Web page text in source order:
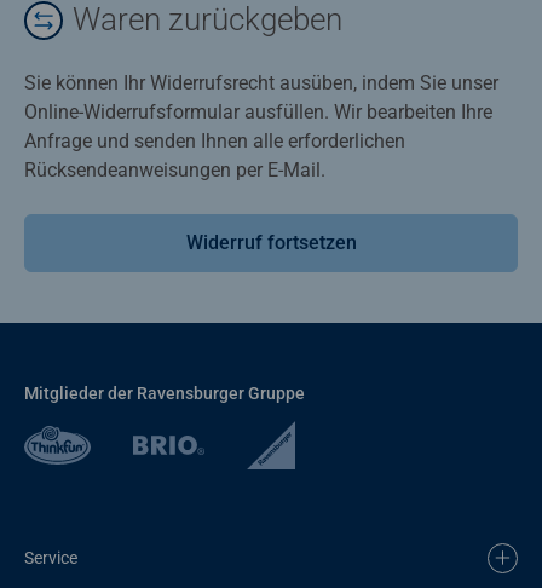
Waren zurückgeben
Sie können Ihr Widerrufsrecht ausüben, indem Sie unser
Online-Widerrufsformular ausfüllen. Wir bearbeiten Ihre
Anfrage und senden Ihnen alle erforderlichen
Rücksendeanweisungen per E-Mail.
Widerruf fortsetzen
Mitglieder der Ravensburger Gruppe
Service